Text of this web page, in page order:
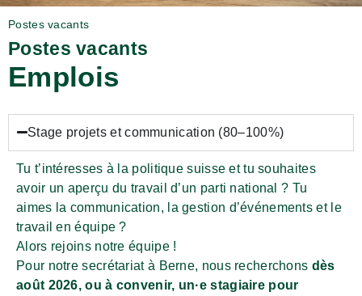
Postes vacants
Postes vacants
Emplois
Stage projets et communication (80–100%)
Tu t’intéresses à la politique suisse et tu souhaites
avoir un aperçu du travail d’un parti national ? Tu
aimes la communication, la gestion d’événements et le
travail en équipe ?
Alors rejoins notre équipe !
Pour notre secrétariat à Berne, nous recherchons dès
août 2026, ou à convenir, un·e stagiaire pour